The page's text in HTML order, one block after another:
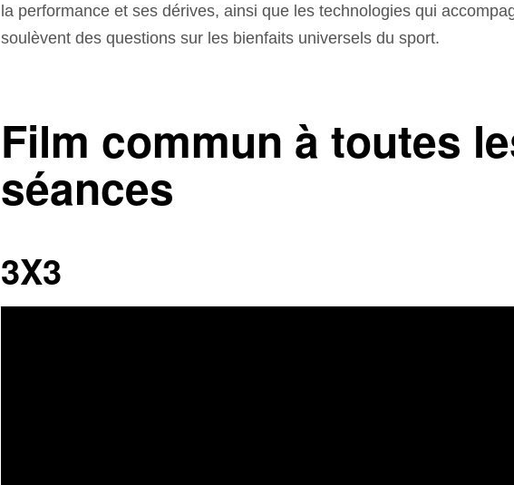
la performance et ses dérives, ainsi que les technologies qui
soulèvent des questions sur les bienfaits universels du sport.
Film commun à toutes
séances
3X3